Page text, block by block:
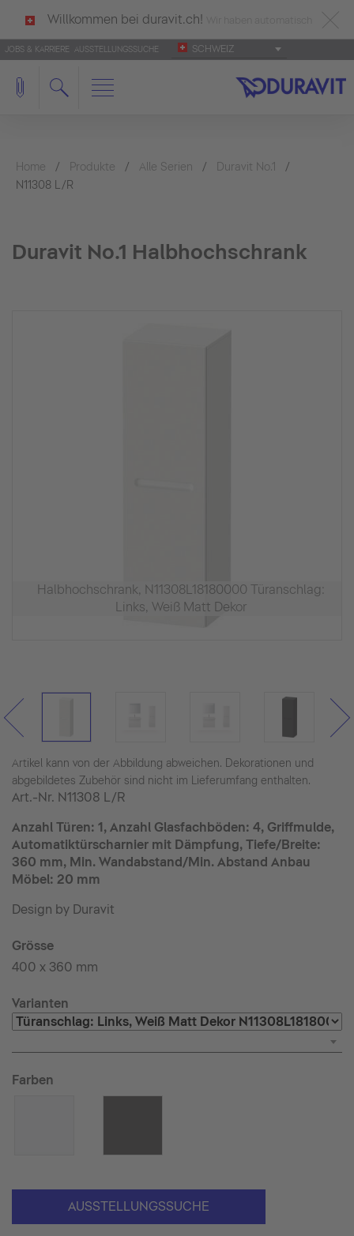
Willkommen bei duravit.ch!
deutsch als Ihre Sprache erkannt.
Français Italiano
JOBS & KARRIERE AUSSTELLUNGSSUCHE SCHWEIZ
Home Produkte Alle Serien
Duravit No.1
N11308 L/R
Duravit No.1 Halbhochschrank
Halbhochschrank, N11308L18180000 Türanschlag:
Links, Weiß Matt Dekor
Artikel kann von der Abbildung abweichen. Dekorationen und
abgebildetes Zubehör sind nicht im Lieferumfang enthalten.
Art.-Nr. N11308 L/R
Anzahl Türen: 1, Anzahl Glasfachböden: 4, Griffmulde,
Automatiktürscharnier mit Dämpfung, Tiefe/Breite:
360 mm, Min. Wandabstand/Min. Abstand Anbau
Möbel: 20 mm
Design by Duravit
Grösse
400 x 360 mm
Varianten
Farben
AUSSTELLUNGSSUCHE